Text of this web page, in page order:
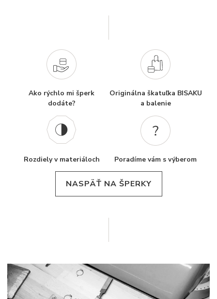
Ako rýchlo mi šperk
dodáte?
Originálna škatuľka BISAKU
a balenie
Rozdiely v materiáloch Poradíme vám s výberom
NASPÄŤ NA ŠPERKY